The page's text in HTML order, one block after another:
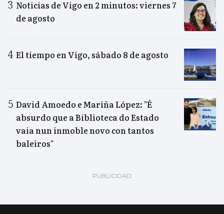
Noticias de Vigo en 2 minutos: viernes 7
de agosto
El tiempo en Vigo, sábado 8 de agosto
David Amoedo e Mariña López: "É
absurdo que a Biblioteca do Estado
vaia nun inmoble novo con tantos
baleiros"